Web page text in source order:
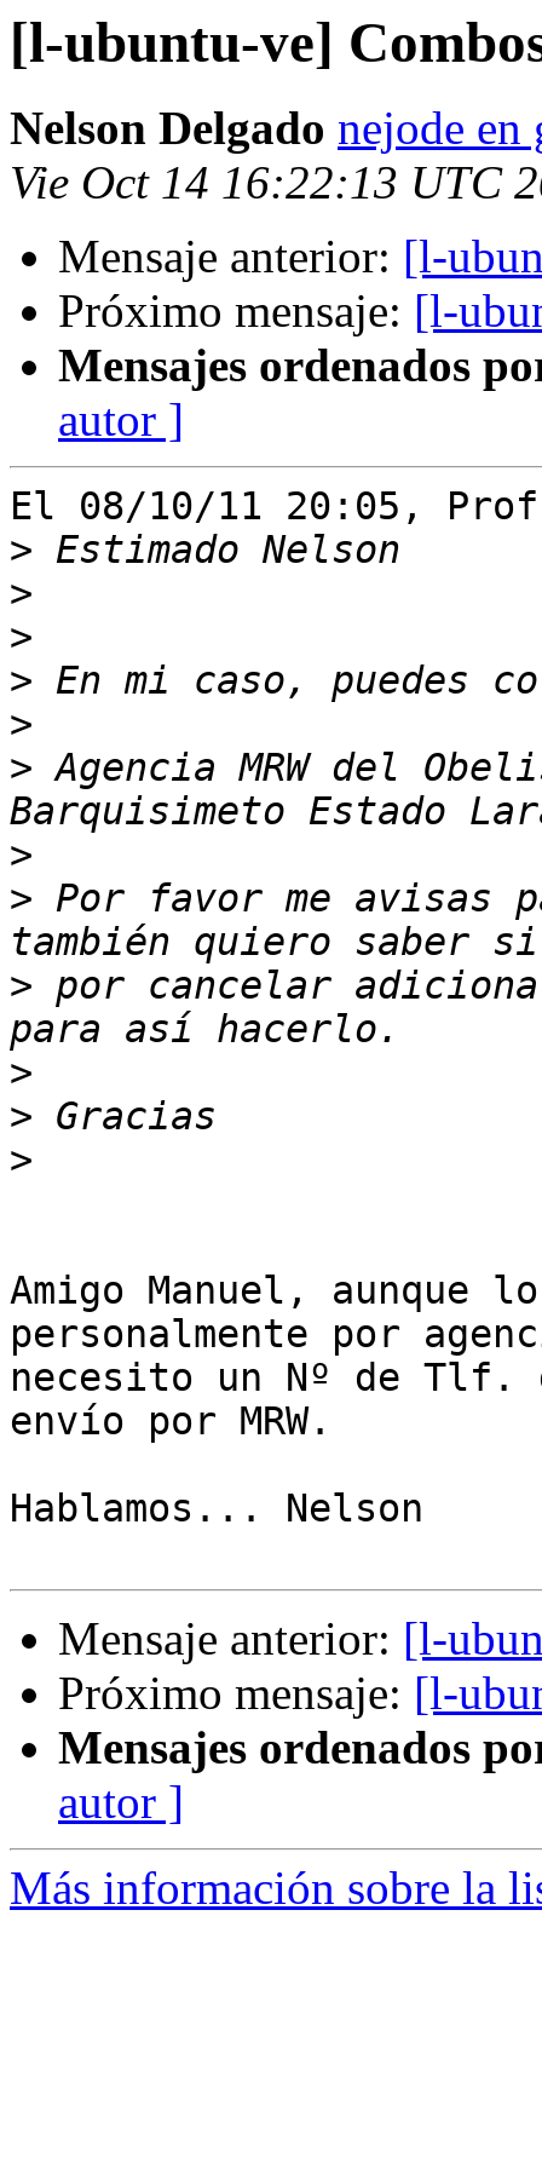
[l-ubuntu-ve]
Nelson Delgado nejode en
Vie Oct 14 16:22:13 UTC
Mensaje anterior: [l-
Próximo mensaje: [l-
Mensajes ordenados
autor ]
El 08/10/11 20:05,
>
>
>
>
>
> Agencia MRW del
>
> Por favor me avisas
> por cancelar
>
>
>
Amigo Manuel, aunque
personalmente por
necesito un Nº de Tlf.
envío por MRW.
Hablamos... Nelson
Mensaje anterior: [l-
Próximo mensaje: [l-
Mensajes ordenados
autor ]
Más información sobre la